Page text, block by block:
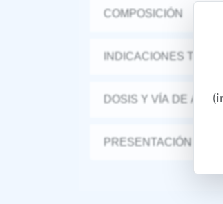
COMPOSICIÓN
INDICACIONES
DOSIS Y VÍA DE
PRESENTACIÓN